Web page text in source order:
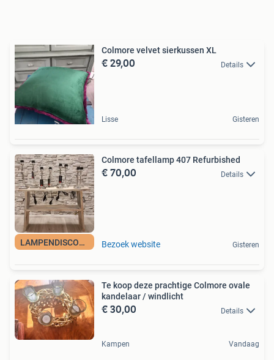
Colmore velvet sierkussen XL
€ 29,00 Details
Lisse Gisteren
LAMPENDISCOUNT_NL
Colmore tafellamp 407 Refurbished
€ 70,00 Details
Bezoek website Gisteren
Te koop deze prachtige Colmore ovale
kandelaar / windlicht
€ 30,00 Details
Kampen Vandaag